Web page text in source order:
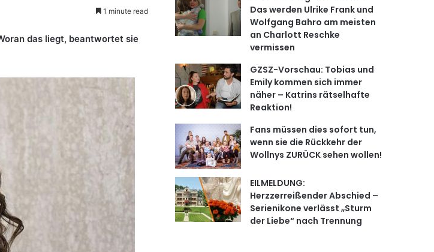
1 minute read
das liegt, beantwortet sie
Das werden Ulrike Frank und
Wolfgang Bahro am meisten
an Charlott Reschke
vermissen
GZSZ-Vorschau: Tobias und
Emily kommen sich immer
näher – Katrins rätselhafte
Reaktion!
Fans müssen dies sofort tun,
wenn sie die Rückkehr der
Wollnys ZURÜCK sehen wollen!
EILMELDUNG:
Herzzerreißender Abschied –
Serienikone verlässt „Sturm
der Liebe“ nach Trennung